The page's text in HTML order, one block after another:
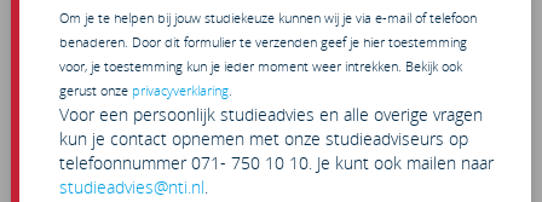
Om je te helpen bij jouw studiekeuze kunnen wij je via e-mail of telefoon
benaderen. Door dit formulier te verzenden geef je hier toestemming
voor, je toestemming kun je ieder moment weer intrekken. Bekijk ook
gerust onze privacyverklaring.
Voor een persoonlijk studieadvies en alle overige vragen
kun je contact opnemen met onze studieadviseurs op
telefoonnummer 071- 750 10 10. Je kunt ook mailen naar
studieadvies@nti.nl.